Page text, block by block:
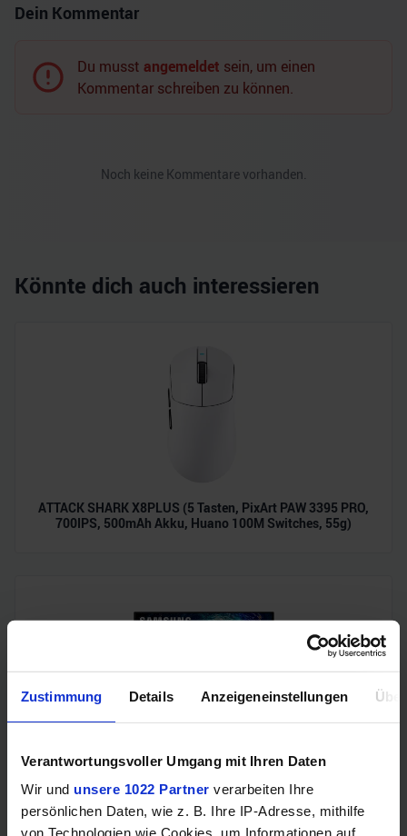
Zustimmung Details Anzeigeneinstellungen
Verantwortungsvoller Umgang mit Ihren Daten
Wir und unsere 1022 Partner verarbeiten Ihre
persönlichen Daten, wie z. B. Ihre IP-Adresse, mithilfe
von Technologien wie Cookies, um Informationen auf
Dein Kommentar
Du musst angemeldet sein, um einen
Kommentar schreiben zu können.
Noch keine Kommentare vorhanden.
Könnte dich auch interessieren
ATTACK SHARK X8PLUS (5 Tasten, PixArt PAW 3395 PRO,
700IPS, 500mAh Akku, Huano 100M Switches, 55g)
Samsung Odyssey OLED G6 (240Hz, WQHD, 27", QD-OLED,